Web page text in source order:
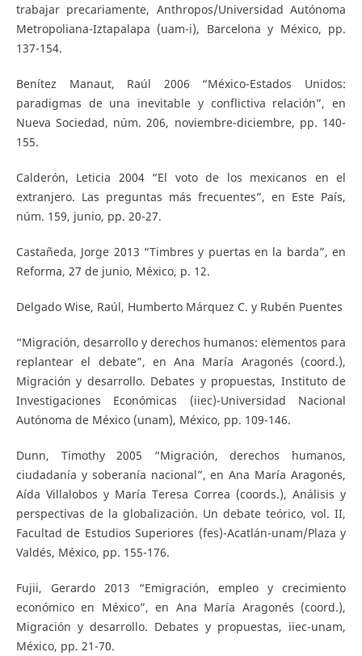
trabajar precariamente, Anthropos/Universidad Autónoma
Metropoliana-Iztapalapa (uam-i), Barcelona y México, pp.
137-154.
Benítez Manaut, Raúl 2006 “México-Estados Unidos:
paradigmas de una inevitable y conflictiva relación”, en
Nueva Sociedad, núm. 206, noviembre-diciembre, pp. 140-
155.
Calderón, Leticia 2004 “El voto de los mexicanos en el
extranjero. Las preguntas más frecuentes”, en Este País,
núm. 159, junio, pp. 20-27.
Castañeda, Jorge 2013 “Timbres y puertas en la barda”, en
Reforma, 27 de junio, México, p. 12.
Delgado Wise, Raúl, Humberto Márquez C. y Rubén Puentes
“Migración, desarrollo y derechos humanos: elementos para
replantear el debate”, en Ana María Aragonés (coord.),
Migración y desarrollo. Debates y propuestas, Instituto de
Investigaciones Económicas (iiec)-Universidad Nacional
Autónoma de México (unam), México, pp. 109-146.
Dunn, Timothy 2005 “Migración, derechos humanos,
ciudadanía y soberanía nacional”, en Ana María Aragonés,
Aída Villalobos y María Teresa Correa (coords.), Análisis y
perspectivas de la globalización. Un debate teórico, vol. II,
Facultad de Estudios Superiores (fes)-Acatlán-unam/Plaza y
Valdés, México, pp. 155-176.
Fujii, Gerardo 2013 “Emigración, empleo y crecimiento
económico en México”, en Ana María Aragonés (coord.),
Migración y desarrollo. Debates y propuestas, iiec-unam,
México, pp. 21-70.